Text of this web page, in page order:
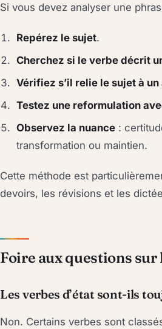
Si vous devez analyser une
Repérez le sujet.
Cherchez si le verbe décrit
Vérifiez s’il relie le sujet à
Testez une reformulation
Observez la nuance :
transformation ou maintien.
Cette méthode est
devoirs, les révisions et les
Foire aux questions sur
Les verbes d’état sont-ils
Non. Certains verbes sont